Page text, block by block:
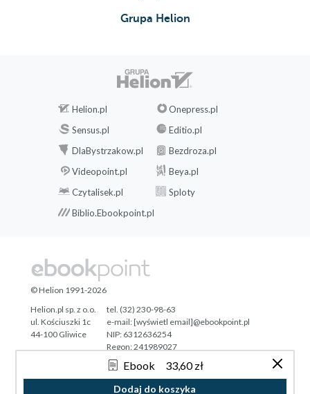
Ebook 33,60 zł
Dodaj do koszyka
Grupa Helion
Helion.pl
Onepress.pl
Sensus.pl
Editio.pl
DlaBystrzakow.pl
Bezdroza.pl
Videopoint.pl
Beya.pl
Czytalisek.pl
Sploty
Biblio.Ebookpoint.pl
Tonik.pl
© Helion 1991-2026
Helion.pl sp. z o.o.
ul. Kościuszki 1c
44-100 Gliwice
tel. (32) 230-98-63
e-mail:[wyświetl email]@ebookpoint.pl
NIP: 6312636254
Regon: 241989027